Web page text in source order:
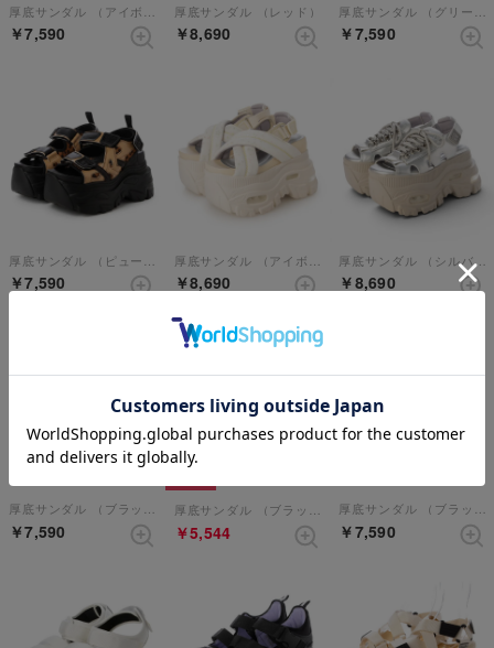
￥7,590
厚底サンダル （レッド）
￥8,690 ￥7,590
￥7,590 ￥8,690
厚底サンダル （シルバー）
￥8,690
厚底サンダル （ブラック）
￥7,590
厚底サンダル （ブラックホワイト）
￥5,544
厚底サンダル （ブラックレッド）
￥7,590